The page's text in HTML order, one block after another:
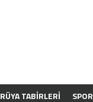
RÜYA TABİRLERİ SPOR